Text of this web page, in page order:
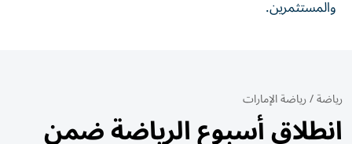
والمستثمرين.
رياضة/رياضة الإمارات
انطلاق أسبوع الرياضة ضمن